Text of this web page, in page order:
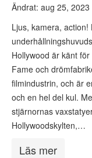
Ändrat: aug 25, 2023
Ljus, kamera,
Hollywood är känt
Fame och
filmindustrin, och är
och en hel del kul.
stjärnornas
Hollywoodskylten,…
Läs mer